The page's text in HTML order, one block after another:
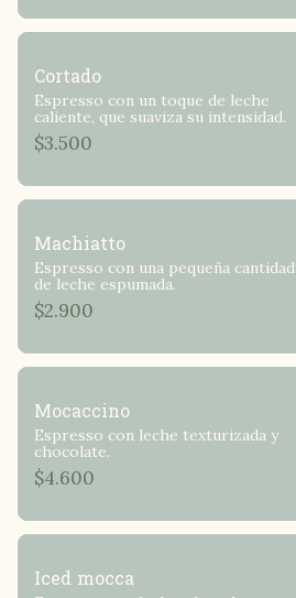
Cortado
Espresso con un toque de leche
caliente, que suaviza su intensidad.
$3.500
Machiatto
Espresso con una pequeña cantidad
de leche espumada.
$2.900
Mocaccino
Espresso con leche texturizada y
chocolate.
$4.600
Iced mocca